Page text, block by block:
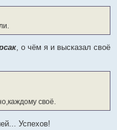
, о чём я и высказал своё
своё.
Успехов!